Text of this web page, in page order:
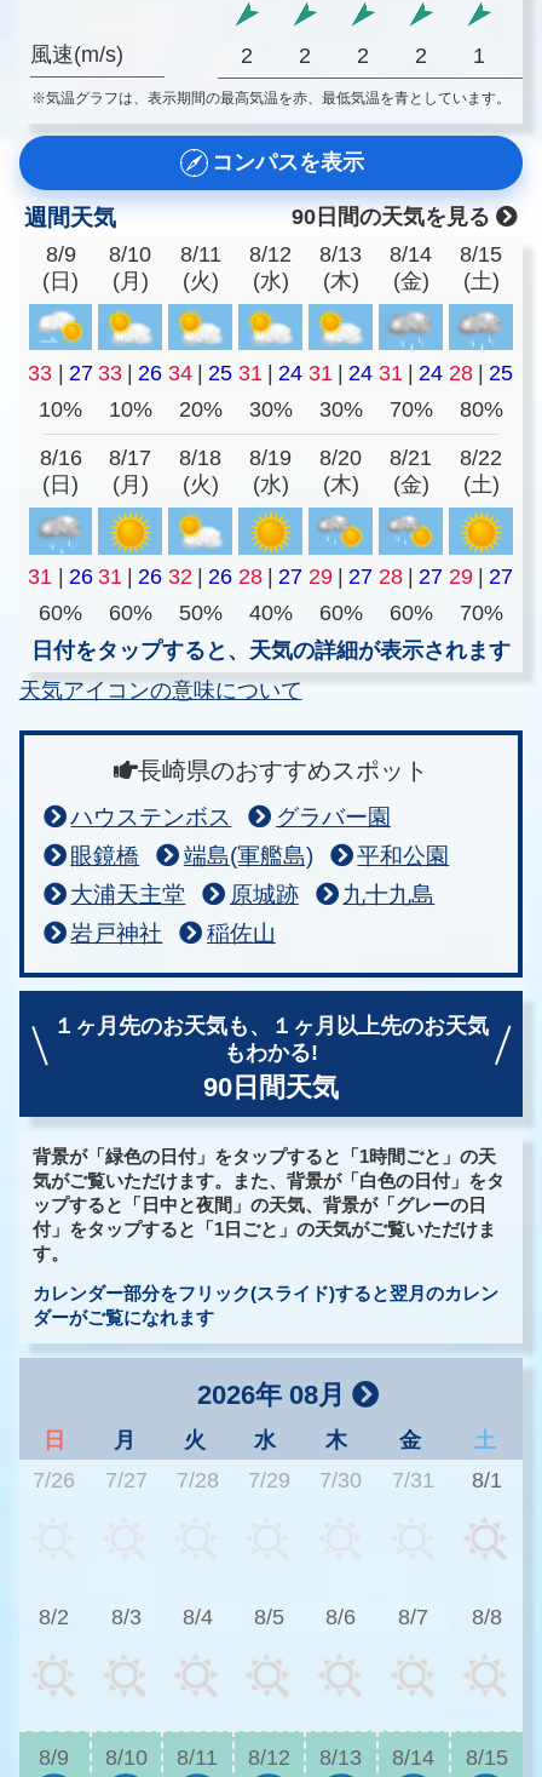
風速(m/s) 2 2 2 2 1
※気温グラフは、表示期間の最高気温を赤、最低気温を青としています。
コンパスを表示
週間天気
90日間の天気を見る
8/9
(日)
8/10
(月)
8/11
(火)
8/12
(水)
8/13
(木)
8/14
(金)
8/15
(土)
33 27 33 26 34 25 31 24 31 24 31 24 28
25
10%
10% 20% 30% 30% 70% 80%
8/16
(日)
8/17
(月)
8/18
(火)
8/19
(水)
8/20
(木)
8/21
(金)
8/22
(土)
31 26 31 26 32 26 28 27 29 27 28 27 29
27
60%
60% 50% 40% 60% 60%
70%
日付をタップすると、天気の詳細が表示されます
天気アイコンの意味について
長崎県のおすすめスポット
ハウステンボス
グラバー園
眼鏡橋
端島(軍艦島)
平和公園
大浦天主堂
原城跡
九十九島
岩戸神社
稲佐山
１ヶ月先のお天気も、
１ヶ月以上先のお天気
もわかる!
90日間天気
背景が「緑色の日付」をタップすると「1時間ごと」の天
気がご覧いただけます。また、背景が「白色の日付」をタ
ップすると「日中と夜間」の天気、背景が「グレーの日
付」をタップすると「1日ごと」の天気がご覧いただけま
す。
カレンダー部分をフリック(スライド)すると翌月のカレン
ダーがご覧になれます
2026年 08月
日 月 火 水 木 金
土
7/26
7/27 7/28 7/29 7/30 7/31 8/1
8/2 8/3 8/4 8/5 8/6 8/7 8/8
8/9 8/10 8/11 8/12 8/13 8/14 8/15